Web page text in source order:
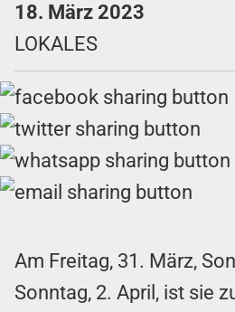
18. März 2023
LOKALES
Am Freitag, 31. März,
Sonntag, 2. April, ist sie